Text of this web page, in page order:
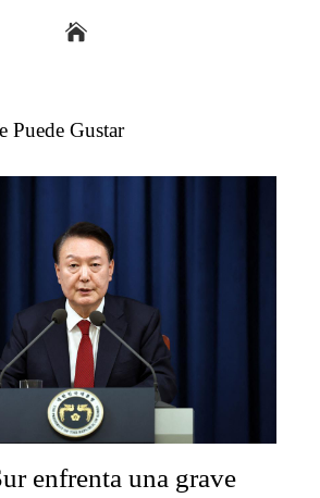
Puede Gustar
enfrenta una grave